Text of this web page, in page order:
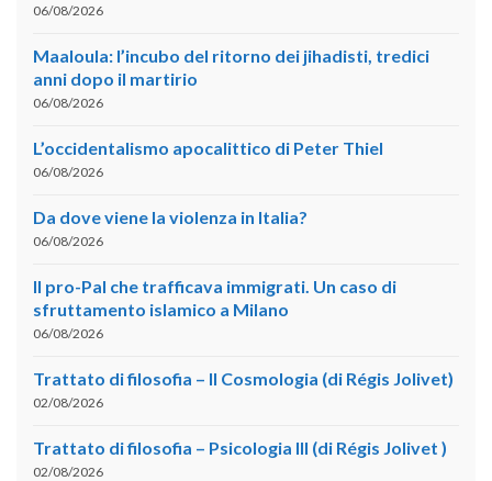
06/08/2026
Maaloula: l’incubo del ritorno dei jihadisti, tredici
anni dopo il martirio
06/08/2026
L’occidentalismo apocalittico di Peter Thiel
06/08/2026
Da dove viene la violenza in Italia?
06/08/2026
Il pro-Pal che trafficava immigrati. Un caso di
sfruttamento islamico a Milano
06/08/2026
Trattato di filosofia – II Cosmologia (di Régis Jolivet)
02/08/2026
Trattato di filosofia – Psicologia III (di Régis Jolivet )
02/08/2026